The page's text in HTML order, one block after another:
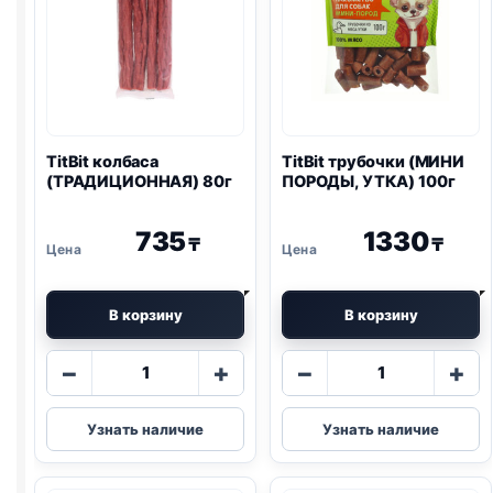
TitBit колбаса
(ТРАДИЦИОННАЯ) 80г
735₸
В корзину
−
Количество
TitBit
колбаса
(ТРАДИЦИОННАЯ)
+
Узнать наличие
TitBit трубочки (МИНИ
ПОРОДЫ, УТКА) 100г
1330₸
В корзину
−
Количество
TitBit
трубочки
(МИНИ
+
Узнать наличие